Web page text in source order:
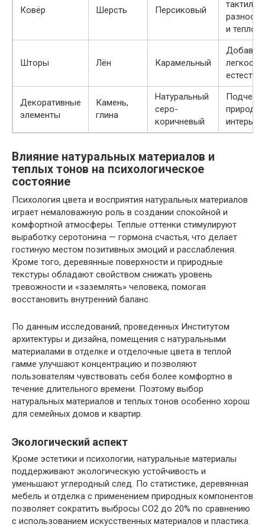
Ковёр Шерсть Персиковый
и тепло
Шторы Лён Карамельный
легкости
Декоративные
элементы
Камень,
глина
Натуральный
серо-
коричневый
Влияние натуральных материалов и
теплых тонов на психологическое
состояние
Психология цвета и восприятия натуральных материалов
играет немаловажную роль в создании спокойной и
комфортной атмосферы. Теплые оттенки стимулируют
выработку серотонина — гормона счастья, что делает
гостиную местом позитивных эмоций и расслабления.
Кроме того, деревянные поверхности и природные
текстуры обладают свойством снижать уровень
тревожности и «заземлять» человека, помогая
восстановить внутренний баланс.
По данным исследований, проведенных Институтом
архитектуры и дизайна, помещения с натуральными
материалами в отделке и отделочные цвета в теплой
гамме улучшают концентрацию и позволяют
пользователям чувствовать себя более комфортно в
течение длительного времени. Поэтому выбор
натуральных материалов и теплых тонов особенно хорош
для семейных домов и квартир.
Экологический аспект
Кроме эстетики и психологии, натуральные материалы
поддерживают экологическую устойчивость и
уменьшают углеродный след. По статистике, деревянная
мебель и отделка с применением природных компонентов
позволяет сократить выбросы CO2 до 20% по сравнению
с использованием искусственных материалов и пластика.